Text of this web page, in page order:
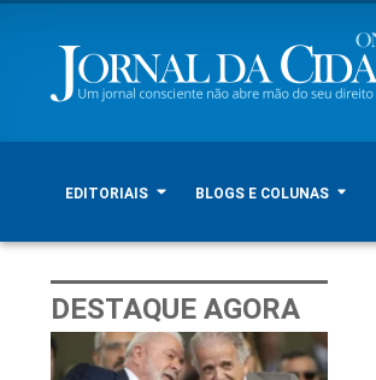
EDITORIAIS BLOGS E COLUNAS
DESTAQUE AGORA